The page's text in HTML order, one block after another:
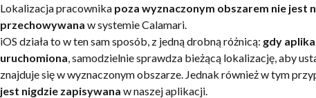
Lokalizacja pracownika poza wyznaczonym obszarem nie jest
przechowywana w systemie Calamari.
iOS działa to w ten sam sposób, z jedną drobną różnicą: gdy
uruchomiona, samodzielnie sprawdza bieżącą lokalizację, aby
znajduje się w wyznaczonym obszarze. Jednak również w tym
jest nigdzie zapisywana w naszej aplikacji.